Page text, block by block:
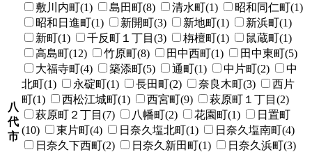
八
代
市
敷川内町(1)
島田町(8) 清水町(1)
昭和同仁町(1)
昭和日進町(1)
新開町(3) 新地町(1)
新浜町(1)
新町(1)
千反町１丁目(3) 栴檀町(1)
鼠蔵町(1)
高島町(12)
竹原町(8) 田中西町(1)
田中東町(5)
大福寺町(4)
築添町(5) 通町(1) 中片町(2)
中
北町(1)
永碇町(1) 長田町(2) 奈良木町(3)
西片
町(1)
西松江城町(1) 西宮町(9)
萩原町１丁目(2)
萩原町２丁目(7)
八幡町(2) 花園町(1)
日置町
(10)
東片町(4) 日奈久塩北町(1)
日奈久塩南町(4)
日奈久下西町(2)
日奈久新田町(1)
日奈久浜町(3)